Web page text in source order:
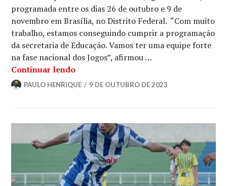
programada entre os dias 26 de outubro e 9 de
novembro em Brasília, no Distrito Federal. “Com muito
trabalho, estamos conseguindo cumprir a programação
da secretaria de Educação. Vamos ter uma equipe forte
na fase nacional dos Jogos”, afirmou …
Continuar lendo
PAULO HENRIQUE 9 DE OUTUBRO DE 2023